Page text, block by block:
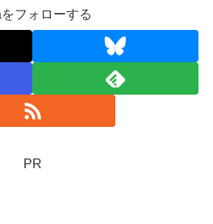
フォローする
PR